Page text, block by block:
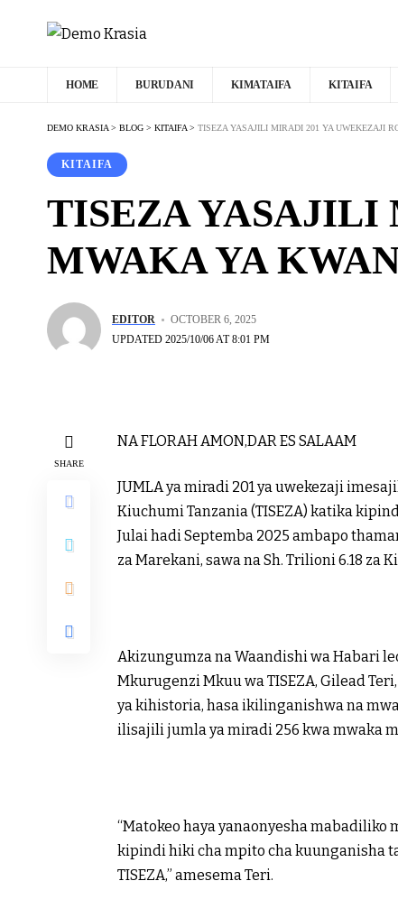
HOME BURUDANI KIMATAIFA KITAIFA
DEMO KRASIA > BLOG > KITAIFA > TISEZA YASAJILI MIRADI 201 YA UWEKEZAJI
KITAIFA
TISEZA YASAJILI
MWAKA YA
EDITOR
OCTOBER 6, 2025
UPDATED 2025/10/06 AT 8:01 PM
SHARE
NA FLORAH AMON,DAR ES SALAAM
JUMLA ya miradi 201 ya uwekezaji
Kiuchumi Tanzania (TISEZA) katika
Julai hadi Septemba 2025 ambapo
za Marekani, sawa na Sh. Trilioni 6.18 za
Akizungumza na Waandishi wa Habari
Mkurugenzi Mkuu wa TISEZA, Gilead
ya kihistoria, hasa ikilinganishwa na
ilisajili jumla ya miradi 256 kwa mwaka
“Matokeo haya yanaonyesha
kipindi hiki cha mpito cha kuunganisha
TISEZA,” amesema Teri.